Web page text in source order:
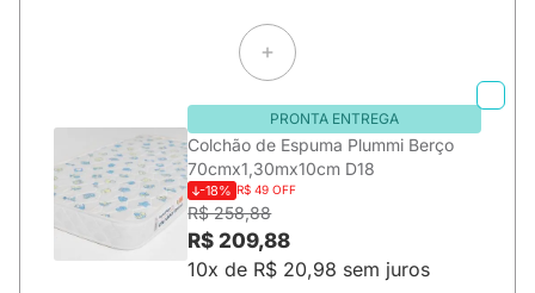
PRONTA ENTREGA
Colchão de Espuma Plummi Berço
70cmx1,30mx10cm D18
-18% R$ 49 OFF
R$ 258,88
R$ 209,88
10x de R$ 20,98 sem juros